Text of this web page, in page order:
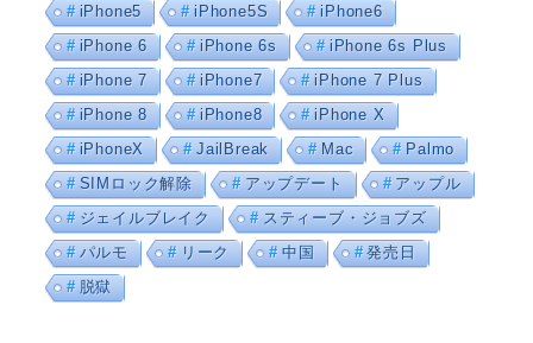
iPhone5
iPhone5S
iPhone6
iPhone 6
iPhone 6s
iPhone 6s Plus
iPhone 7
iPhone7
iPhone 7 Plus
iPhone 8
iPhone8
iPhone X
iPhoneX
JailBreak Mac
Palmo
SIMロック解除
アップデート
アップル
ジェイルブレイク
スティーブ・ジョブズ
パルモ
リーク 中国
発売日
脱獄